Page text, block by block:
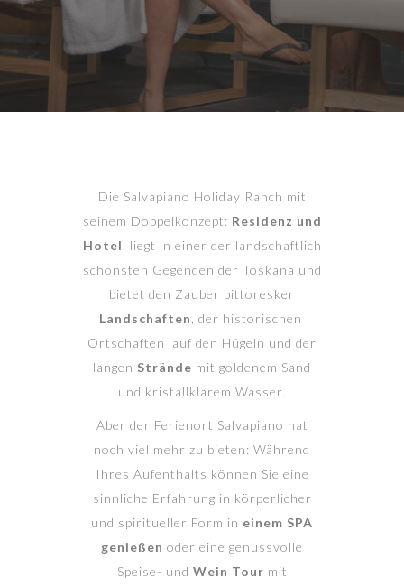
Die Salvapiano Holiday Ranch mit
seinem Doppelkonzept: Residenz und
Hotel , liegt in einer der landschaftlich
schönsten Gegenden der Toskana und
bietet den Zauber pittoresker
Landschaften , der historischen
Ortschaften
auf den Hügeln und der
langen Strände mit goldenem Sand
und kristallklarem Wasser.
Aber der Ferienort Salvapiano hat
noch viel mehr zu bieten: Während
Ihres Aufenthalts können Sie eine
sinnliche Erfahrung in körperlicher
und spiritueller Form in einem SPA
genießen oder eine genussvolle
Speise- und Wein Tour mit